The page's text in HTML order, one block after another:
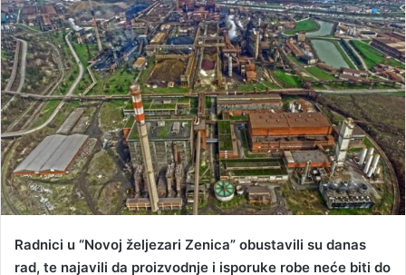
d
a
n
e
m
a
i
l
Radnici u “Novoj željezari Zenica” obustavili su danas
rad, te najavili da proizvodnje i isporuke robe neće biti do